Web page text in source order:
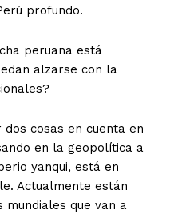
profundo.
peruana está
alzarse con la
cosas en cuenta en
en la geopolítica a
yanqui, está en
Actualmente están
mundiales que van a